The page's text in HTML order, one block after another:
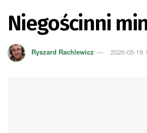
Niegościnni
Ryszard Rachlewicz 2026-05-19